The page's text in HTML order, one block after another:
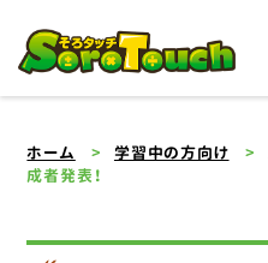
ホーム 学習中の方向け
成者発表！